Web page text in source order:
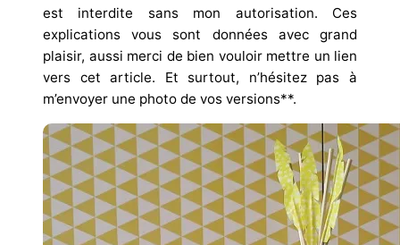
est interdite sans mon autorisation. Ces
explications vous sont données avec grand
plaisir, aussi merci de bien vouloir mettre un lien
vers cet article. Et surtout, n’hésitez pas à
m’envoyer une photo de vos versions**.